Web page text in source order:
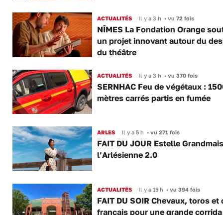
ACTUALITÉS Il y a 3 h •vu 72 fois
NÎMES La Fondation Orange
un projet innovant autour du
du théâtre
ACTUALITÉS Il y a 3 h •vu 370 fois
SERNHAC Feu de végétaux :
mètres carrés partis en fumée
ARLES Il y a 5 h •vu 271 fois
FAIT DU JOUR Estelle
l’Arlésienne 2.0
ACTUALITÉS Il y a 15 h •vu 394 fois
FAIT DU SOIR Chevaux, toros et
français pour une grande corrida